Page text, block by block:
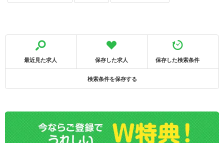
最近見た求人 保存した求人 保存した検索条件
検索条件を保存する